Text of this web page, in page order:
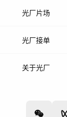
热门音乐
光厂片场
上传案例
光厂接单
上架服务
关于光厂